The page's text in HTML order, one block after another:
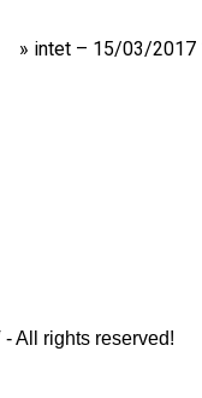
» intet – 15/03/2017
All rights reserved!